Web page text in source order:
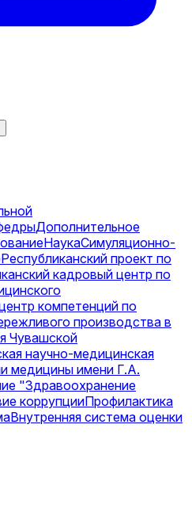
Дополнительное
НаукаСимуляционно-
Республиканский проект по
кадровый центр по
компетенций по
производства в
Чувашской
научно-медицинская
медицины имени Г.А.
"Здравоохранение
коррупцииПрофилактика
Внутренняя система оценки